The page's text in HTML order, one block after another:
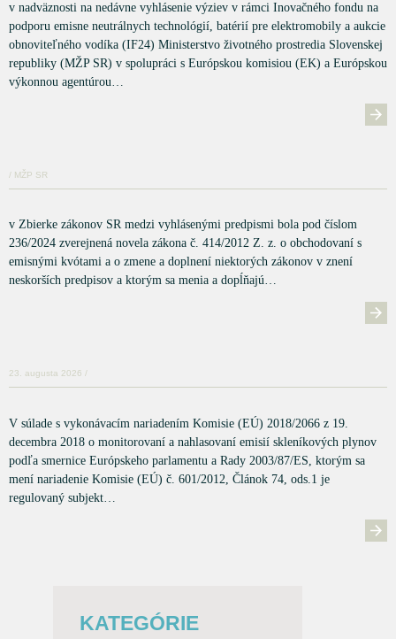
v nadväznosti na nedávne vyhlásenie výziev v rámci Inovačného fondu na
podporu emisne neutrálnych technológií, batérií pre elektromobily a aukcie
obnoviteľného vodíka (IF24) Ministerstvo životného prostredia Slovenskej
republiky (MŽP SR) v spolupráci s Európskou komisiou (EK) a Európskou
výkonnou agentúrou…
/ MŽP SR
v Zbierke zákonov SR medzi vyhlásenými predpismi bola pod číslom
236/2024 zverejnená novela zákona č. 414/2012 Z. z. o obchodovaní s
emisnými kvótami a o zmene a doplnení niektorých zákonov v znení
neskorších predpisov a ktorým sa menia a dopĺňajú…
23. augusta 2026 /
V súlade s vykonávacím nariadením Komisie (EÚ) 2018/2066 z 19.
decembra 2018 o monitorovaní a nahlasovaní emisií skleníkových plynov
podľa smernice Európskeho parlamentu a Rady 2003/87/ES, ktorým sa
mení nariadenie Komisie (EÚ) č. 601/2012, Článok 74, ods.1 je
regulovaný subjekt…
KATEGÓRIE